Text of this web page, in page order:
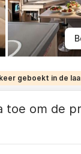
geboekt in de
toe om de